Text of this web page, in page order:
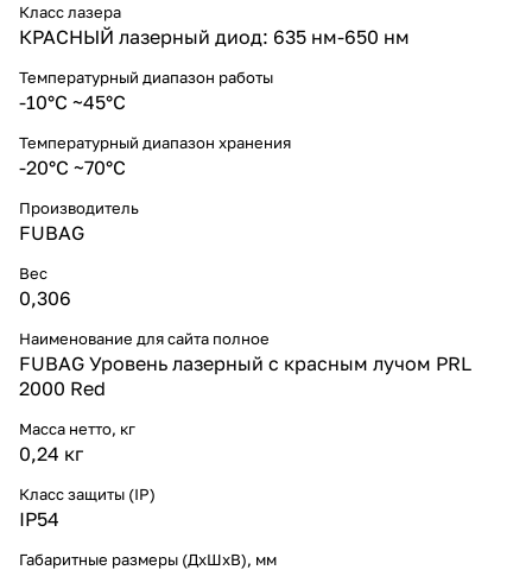
Класс лазера
КРАСНЫЙ лазерный диод: 635 нм-650 нм
Температурный диапазон работы
-10°C ~45°C
Температурный диапазон хранения
-20°C ~70°C
Производитель
FUBAG
Вес
0,306
Наименование для сайта полное
FUBAG Уровень лазерный с красным лучом PRL
2000 Red
Масса нетто, кг
0,24 кг
Класс защиты (IP)
IP54
Габаритные размеры (ДхШхВ), мм